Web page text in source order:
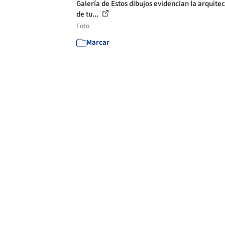
Galería de Estos dibujos evidencian la
de tu...
Foto
Marcar